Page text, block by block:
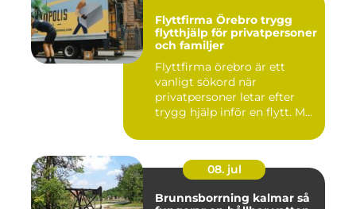
Flyttfirma Örebro trygg
flytthjälp för privatpersoner
och familjer
Flyttfirma örebro är ett
vanligt sökord när
privatpersoner letar efter
trygg hjälp inför en flytt. M...
08. jul
Brunnsborrning kalmar så